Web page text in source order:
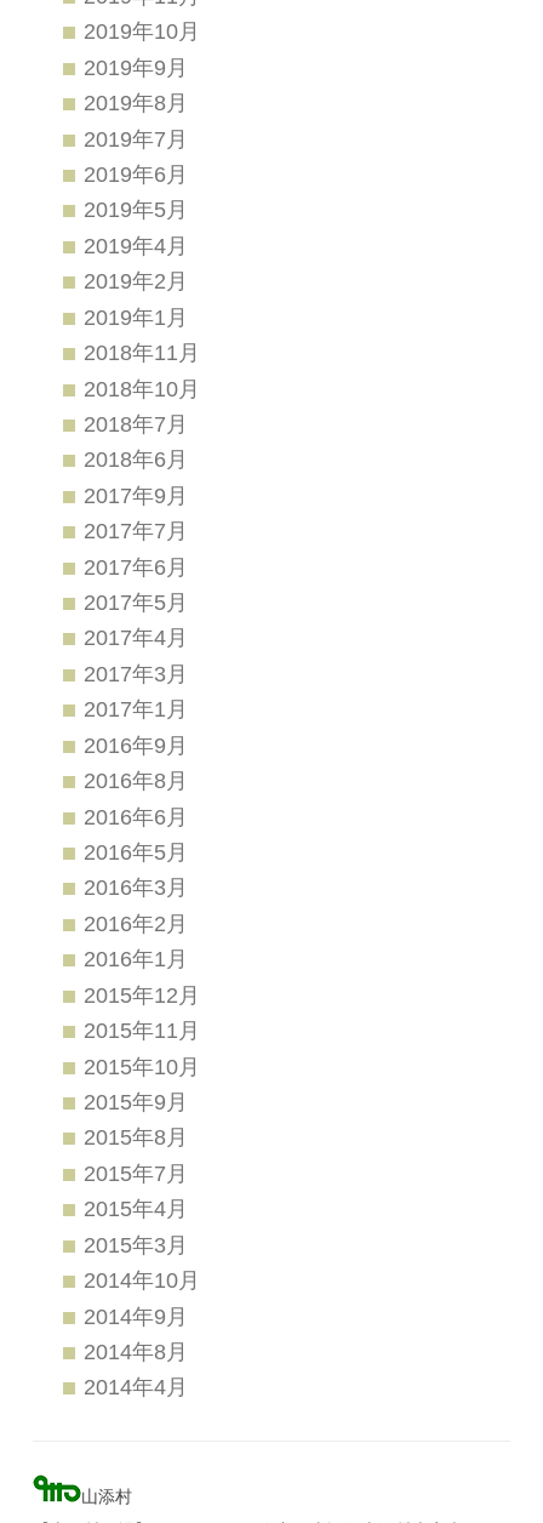
2019年10月
2019年9月
2019年8月
2019年7月
2019年6月
2019年5月
2019年4月
2019年2月
2019年1月
2018年11月
2018年10月
2018年7月
2018年6月
2017年9月
2017年7月
2017年6月
2017年5月
2017年4月
2017年3月
2017年1月
2016年9月
2016年8月
2016年6月
2016年5月
2016年3月
2016年2月
2016年1月
2015年12月
2015年11月
2015年10月
2015年9月
2015年8月
2015年7月
2015年4月
2015年3月
2014年10月
2014年9月
2014年8月
2014年4月
山添村